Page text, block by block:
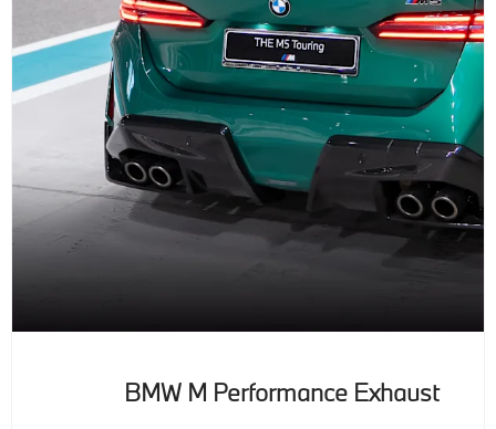
BMW M Performance Exhaust